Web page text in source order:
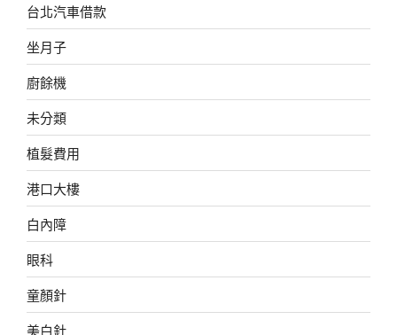
台北汽車借款
坐月子
廚餘機
未分類
植髮費用
港口大樓
白內障
眼科
童顏針
美白針